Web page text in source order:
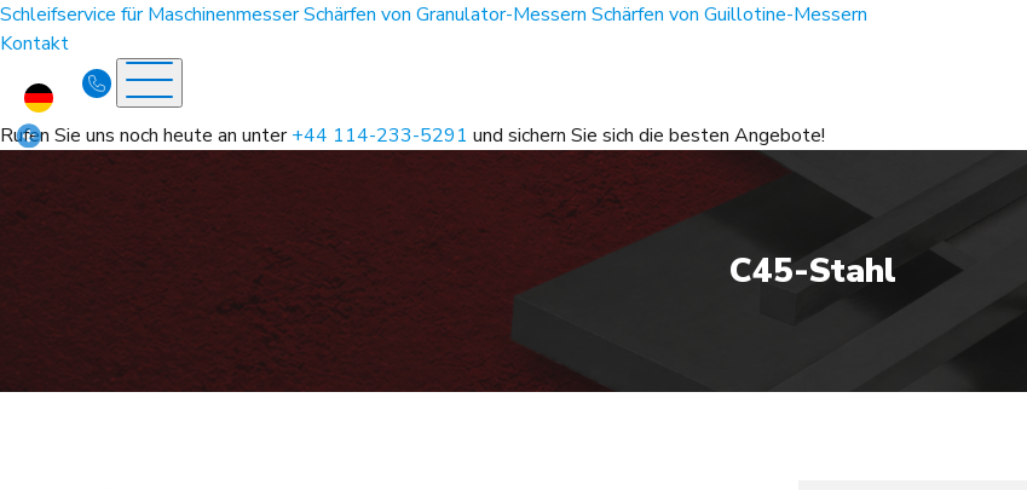
Schleifservice für MaschinenmesserSchärfen von Granulator-Messern Schärfen von Guillotine-Messern
Kontakt
Rufen Sie uns noch heute an unter+44 114-233-5291 und sichern Sie sich die besten Angebote!
C45-Stahl